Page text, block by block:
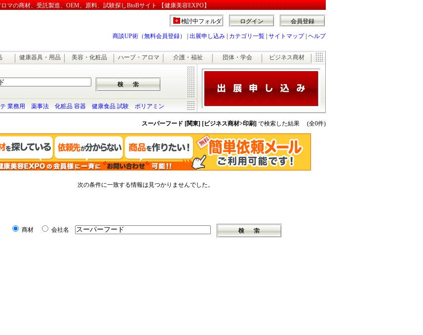
マの商材、受託製造、OEM、原料、試験探しBtoBサイト 【健康美容EXPO】
会員登録
ログイン
検討中フォルダ
商談UP術（無料会員登録） 出展申し込み カテゴリ一覧 サイトマップ| ヘルプ
健康器具・用品 美容・化粧品 ハーブ・アロマ 介護・福祉 団体・学会 ビジネス商材
業務用 薬事法 化粧品 容器 健康食品 試験 ポリアミン
スーパーフード [関東] [ビジネス商材>印刷] で検索した結果 (全0件)
次の条件に一致する情報は見つかりませんでした。
商材 会社名